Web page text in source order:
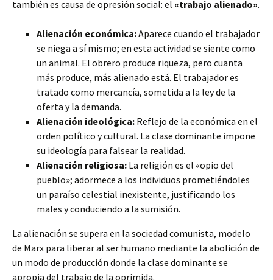
también es causa de opresión social: el «trabajo alienado».
Alienación económica:Aparece cuando el trabajador
se niega a sí mismo; en esta actividad se siente como
un animal. El obrero produce riqueza, pero cuanta
más produce, más alienado está. El trabajador es
tratado como mercancía, sometida a la ley de la
oferta y la demanda.
Alienación ideológica: Reflejo de la económica en el
orden político y cultural. La clase dominante impone
su ideología para falsear la realidad.
Alienación religiosa: La religión es el «opio del
pueblo»; adormece a los individuos prometiéndoles
un paraíso celestial inexistente, justificando los
males y conduciendo a la sumisión.
La alienación se supera en la sociedad comunista, modelo
de Marx para liberar al ser humano mediante la abolición de
un modo de producción donde la clase dominante se
apropia del trabajo de la oprimida.